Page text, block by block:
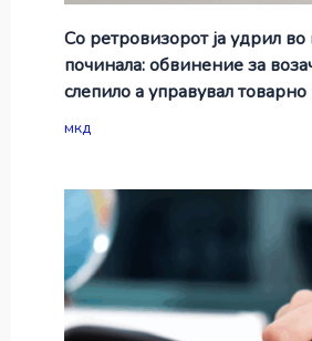
Со ретровизорот ја удрил во
починала: обвинение за
слепило а управувал
мкд